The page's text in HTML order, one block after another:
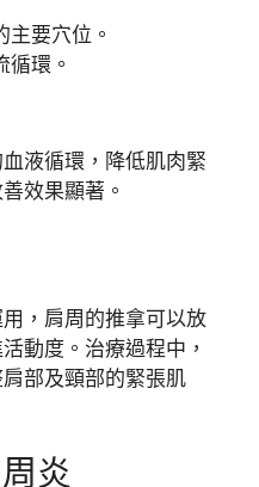
主要穴位。
循環。
液循環，降低肌肉緊
效果顯著。
，肩周的推拿可以放
動度。治療過程中，
部及頸部的緊張肌
炎